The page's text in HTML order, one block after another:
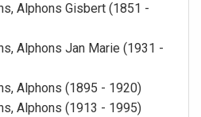
Alphons Gisbert (1851 -
Alphons Jan Marie (1931 -
Alphons (1895 - 1920)
Alphons (1913 - 1995)